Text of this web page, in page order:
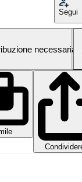
Segui
necessaria